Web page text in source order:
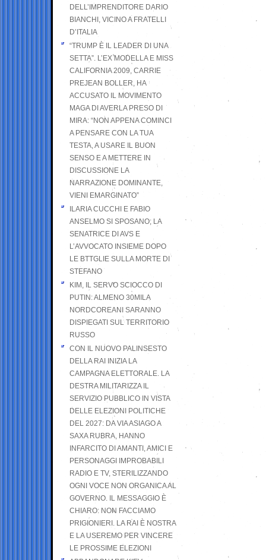
DELL’IMPRENDITORE DARIO
BIANCHI, VICINO A FRATELLI
D’ITALIA
“TRUMP È IL LEADER DI UNA
SETTA”. L’EX MODELLA E MISS
CALIFORNIA 2009, CARRIE
PREJEAN BOLLER, HA
ACCUSATO IL MOVIMENTO
MAGA DI AVERLA PRESO DI
MIRA: “NON APPENA COMINCI
A PENSARE CON LA TUA
TESTA, A USARE IL BUON
SENSO E A METTERE IN
DISCUSSIONE LA
NARRAZIONE DOMINANTE,
VIENI EMARGINATO”
ILARIA CUCCHI E FABIO
ANSELMO SI SPOSANO; LA
SENATRICE DI AVS E
L’AVVOCATO INSIEME DOPO
LE BTTGLIE SULLA MORTE DI
STEFANO
KIM, IL SERVO SCIOCCO DI
PUTIN: ALMENO 30MILA
NORDCOREANI SARANNO
DISPIEGATI SUL TERRITORIO
RUSSO
CON IL NUOVO PALINSESTO
DELLA RAI INIZIA LA
CAMPAGNA ELETTORALE. LA
DESTRA MILITARIZZA IL
SERVIZIO PUBBLICO IN VISTA
DELLE ELEZIONI POLITICHE
DEL 2027: DA VIA ASIAGO A
SAXA RUBRA, HANNO
INFARCITO DI AMANTI, AMICI E
PERSONAGGI IMPROBABILI
RADIO E TV, STERILIZZANDO
OGNI VOCE NON ORGANICA AL
GOVERNO. IL MESSAGGIO È
CHIARO: NON FACCIAMO
PRIGIONIERI. LA RAI È NOSTRA
E LA USEREMO PER VINCERE
LE PROSSIME ELEZIONI